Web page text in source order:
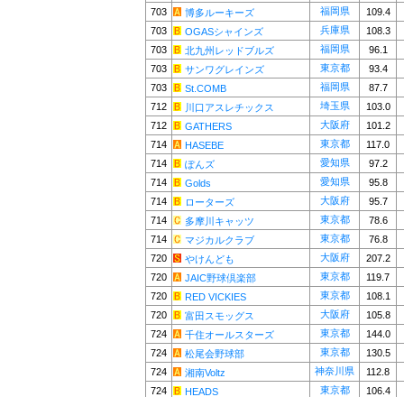
703
博多ルーキーズ 福岡県
109.4
703
OGASシャインズ 兵庫県
108.3
703
北九州レッドブルズ 福岡県
96.1
703
サンワグレインズ 東京都
93.4
703
St.COMB 福岡県
87.7
712
川口アスレチックス 埼玉県
103.0
712
GATHERS 大阪府
101.2
714
HASEBE 東京都
117.0
714
ぽんズ 愛知県
97.2
714
Golds 愛知県
95.8
714
ローターズ 大阪府
95.7
714
多摩川キャッツ 東京都
78.6
714
マジカルクラブ 東京都
76.8
720
やけんども 大阪府
207.2
720
JAIC野球倶楽部 東京都
119.7
720
RED VICKIES 東京都
108.1
720
富田スモッグス 大阪府
105.8
724
千住オールスターズ 東京都
144.0
724
松尾会野球部 東京都
130.5
724
湘南Voltz 神奈川県
112.8
724
HEADS 東京都
106.4